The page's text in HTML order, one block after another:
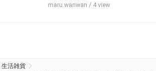
maru.wanwan / 4 view
生活雑貨